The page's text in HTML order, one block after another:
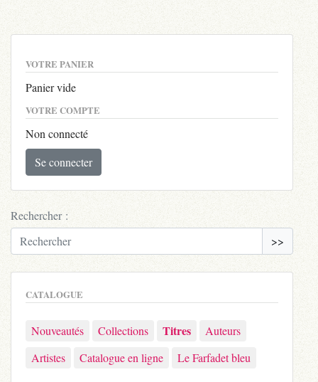
VOTRE PANIER
Panier vide
VOTRE COMPTE
Non connecté
Se connecter
Rechercher :
>>
CATALOGUE
Nouveautés Collections Titres
Auteurs
Artistes
Catalogue en ligne Le Farfadet bleu